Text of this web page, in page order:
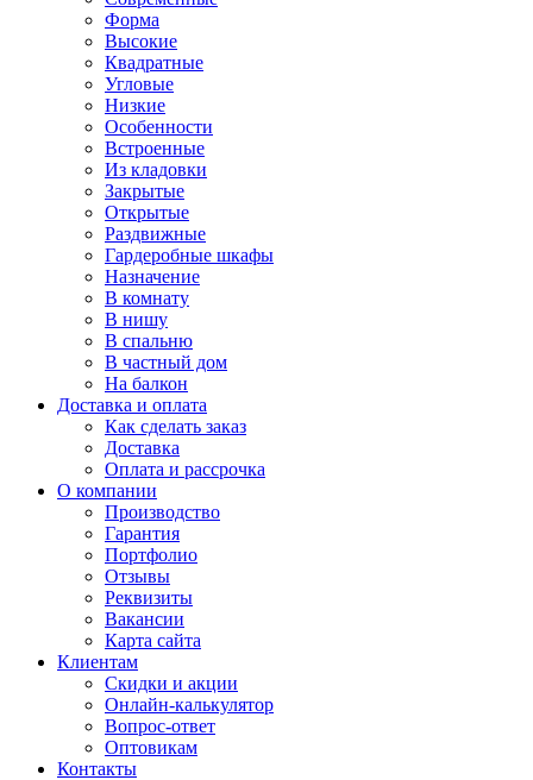
Форма
Высокие
Квадратные
Угловые
Низкие
Особенности
Встроенные
Из кладовки
Закрытые
Открытые
Раздвижные
Гардеробные шкафы
Назначение
В комнату
В нишу
В спальню
В частный дом
На балкон
Доставка и оплата
Как сделать заказ
Доставка
Оплата и рассрочка
О компании
Производство
Гарантия
Портфолио
Отзывы
Реквизиты
Вакансии
Карта сайта
Клиентам
Скидки и акции
Онлайн-калькулятор
Вопрос-ответ
Оптовикам
Контакты